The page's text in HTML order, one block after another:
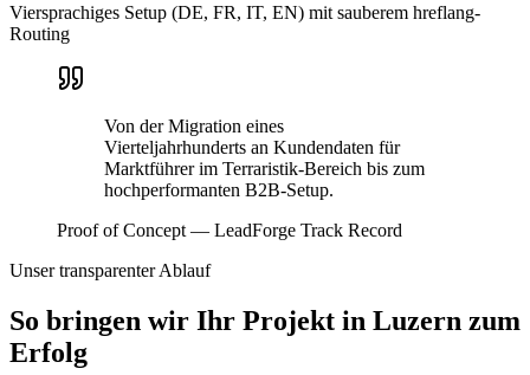
Viersprachiges Setup (DE, FR, IT, EN) mit sauberem hreflang-
Routing
Von der Migration eines
Vierteljahrhunderts an Kundendaten für
Marktführer im Terraristik-Bereich bis zum
hochperformanten B2B-Setup.
Proof of Concept — LeadForge Track Record
Unser transparenter Ablauf
So bringen wir Ihr Projekt in Luzern zum
Erfolg